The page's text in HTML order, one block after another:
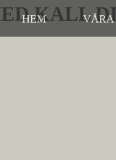
HEM VÅRA
KALL